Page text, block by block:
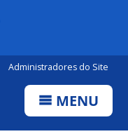
Administradores do Site
MENU